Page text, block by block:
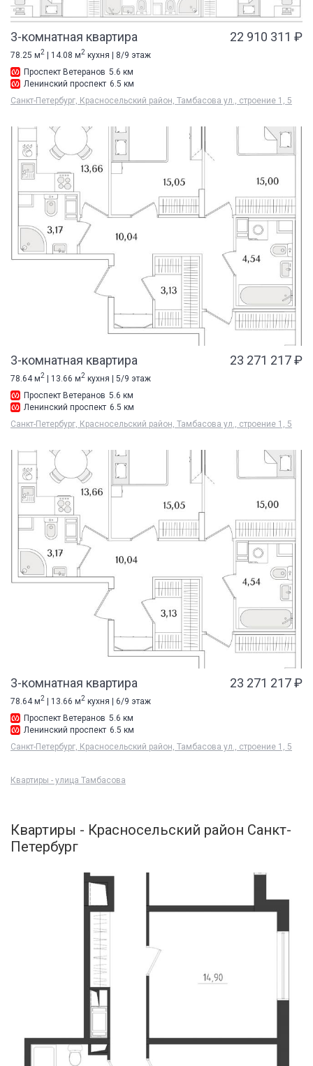
3-комнатная квартира 22 910 311 ₽
78.25 м2 | 14.08 м2 кухня | 8/9 этаж
Проспект Ветеранов 5.6 км
Ленинский проспект 6.5 км
Санкт-Петербург, Красносельский район, Тамбасова ул., строение 1, 5
3-комнатная квартира 23 271 217 ₽
78.64 м2 | 13.66 м2 кухня | 5/9 этаж
Проспект Ветеранов 5.6 км
Ленинский проспект 6.5 км
Санкт-Петербург, Красносельский район, Тамбасова ул., строение 1, 5
3-комнатная квартира 23 271 217 ₽
78.64 м2 | 13.66 м2 кухня | 6/9 этаж
Проспект Ветеранов 5.6 км
Ленинский проспект 6.5 км
Санкт-Петербург, Красносельский район, Тамбасова ул., строение 1, 5
Квартиры - улица Тамбасова
Квартиры - Красносельский район Санкт-
Петербург